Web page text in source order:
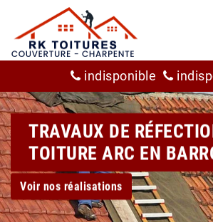
indisponible
TRAVAUX DE
TOITURE ARC EN
Voir nos réalisations